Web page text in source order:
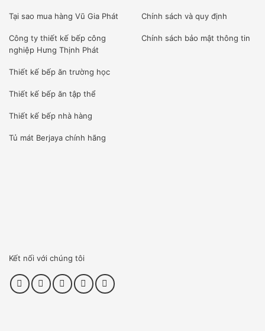
Tại sao mua hàng Vũ Gia Phát
Công ty thiết kế bếp công
nghiệp Hưng Thịnh Phát
Thiết kế bếp ăn trường học
Thiết kế bếp ăn tập thể
Thiết kế bếp nhà hàng
Tủ mát Berjaya chính hãng
Chính sách và quy định
Chính sách bảo mật thông tin
Kết nối với chúng tôi